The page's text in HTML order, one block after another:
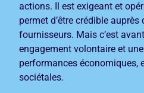
actions. Il est exigeant et
permet d’être crédible
fournisseurs. Mais c’est
engagement volontaire et
performances économiques,
sociétales.